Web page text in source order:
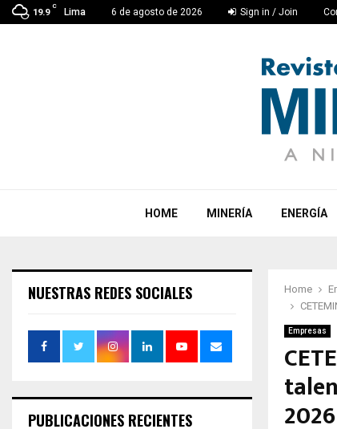
19.9
C
Lima 6 de agosto de 2026 Sign in / Join
HOME MINERÍA ENERGÍA
Home
Empresas
2026
NUESTRAS REDES SOCIALES
PUBLICACIONES RECIENTES